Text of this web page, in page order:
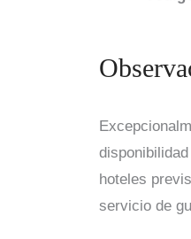
hoteles
servicio de